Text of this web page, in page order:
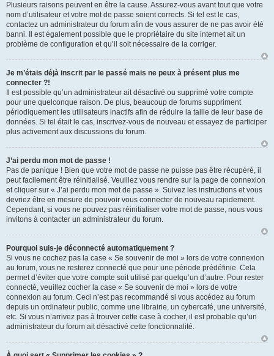
Plusieurs raisons peuvent en être la cause. Assurez-vous avant tout que votre
nom d’utilisateur et votre mot de passe soient corrects. Si tel est le cas,
contactez un administrateur du forum afin de vous assurer de ne pas avoir été
banni. Il est également possible que le propriétaire du site internet ait un
problème de configuration et qu’il soit nécessaire de la corriger.
Je m’étais déjà inscrit par le passé mais ne peux à présent plus me
connecter ?!
Il est possible qu’un administrateur ait désactivé ou supprimé votre compte
pour une quelconque raison. De plus, beaucoup de forums suppriment
périodiquement les utilisateurs inactifs afin de réduire la taille de leur base de
données. Si tel était le cas, inscrivez-vous de nouveau et essayez de participer
plus activement aux discussions du forum.
J’ai perdu mon mot de passe !
Pas de panique ! Bien que votre mot de passe ne puisse pas être récupéré, il
peut facilement être réinitialisé. Veuillez vous rendre sur la page de connexion
et cliquer sur « J’ai perdu mon mot de passe ». Suivez les instructions et vous
devriez être en mesure de pouvoir vous connecter de nouveau rapidement.
Cependant, si vous ne pouvez pas réinitialiser votre mot de passe, nous vous
invitons à contacter un administrateur du forum.
Pourquoi suis-je déconnecté automatiquement ?
Si vous ne cochez pas la case « Se souvenir de moi » lors de votre connexion
au forum, vous ne resterez connecté que pour une période prédéfinie. Cela
permet d’éviter que votre compte soit utilisé par quelqu’un d’autre. Pour rester
connecté, veuillez cocher la case « Se souvenir de moi » lors de votre
connexion au forum. Ceci n’est pas recommandé si vous accédez au forum
depuis un ordinateur public, comme une librairie, un cybercafé, une université,
etc. Si vous n’arrivez pas à trouver cette case à cocher, il est probable qu’un
administrateur du forum ait désactivé cette fonctionnalité.